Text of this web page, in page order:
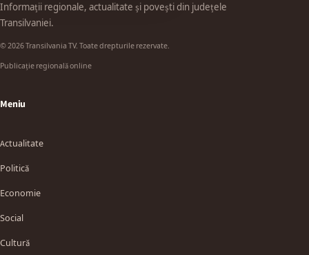
Informații regionale, actualitate și povești din județele
Transilvaniei.
© 2026 Transilvania TV. Toate drepturile rezervate.
Publicație regională online
Meniu
Actualitate
Politică
Economie
Social
Cultură